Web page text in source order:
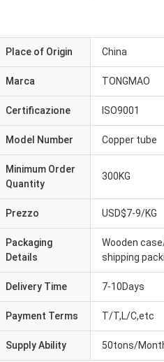
Place of Origin China
Marca TONGMAO
Certificazione ISO9001
Model Number Copper tube
Minimum Order
Quantity
300KG
Prezzo USD$7-9/KG
Packaging
Details
Wooden
shipping
Delivery Time 7-10Days
Payment Terms T/T,L/C,etc
Supply Ability 50tons/